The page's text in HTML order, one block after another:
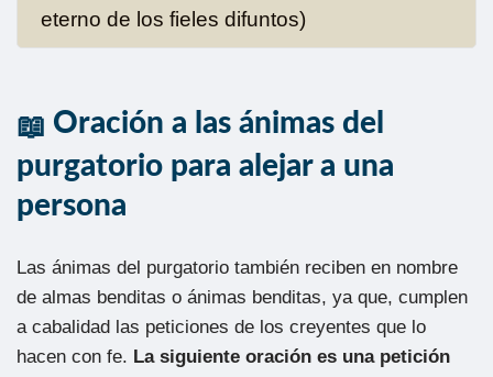
eterno de los fieles difuntos)
Oración a las ánimas del
purgatorio para alejar a una
persona
Las ánimas del purgatorio también reciben en nombre
de almas benditas o ánimas benditas, ya que, cumplen
a cabalidad las peticiones de los creyentes que lo
hacen con fe. La siguiente oración es una petición